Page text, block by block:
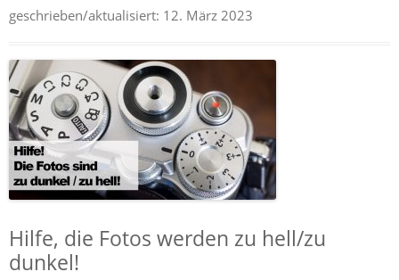
geschrieben/aktualisiert: 12. März 2023
Hilfe, die Fotos werden zu hell/zu
dunkel!